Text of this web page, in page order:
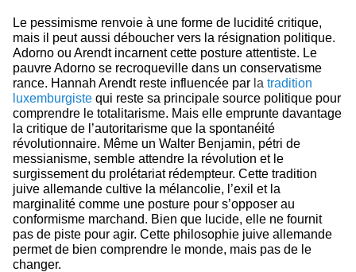
Le pessimisme renvoie à une forme de lucidité critique,
mais il peut aussi déboucher vers la résignation politique.
Adorno ou Arendt incarnent cette posture attentiste. Le
pauvre Adorno se recroqueville dans un conservatisme
rance. Hannah Arendt reste influencée par la tradition
luxemburgiste qui reste sa principale source politique pour
comprendre le totalitarisme. Mais elle emprunte davantage
la critique de l’autoritarisme que la spontanéité
révolutionnaire. Même un Walter Benjamin, pétri de
messianisme, semble attendre la révolution et le
surgissement du prolétariat rédempteur. Cette tradition
juive allemande cultive la mélancolie, l’exil et la
marginalité comme une posture pour s’opposer au
conformisme marchand. Bien que lucide, elle ne fournit
pas de piste pour agir. Cette philosophie juive allemande
permet de bien comprendre le monde, mais pas de le
changer.